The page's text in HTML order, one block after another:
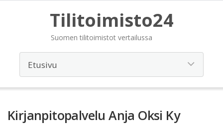
Tilitoimisto24
Suomen tilitoimistot vertailussa
Kirjanpitopalvelu Anja Oksi Ky